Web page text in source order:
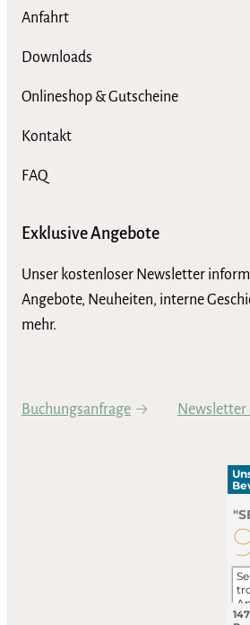
Anfahrt
Downloads
Onlineshop & Gutscheine
Kontakt
FAQ
Exklusive Angebote
Unser kostenloser Newsletter
Angebote, Neuheiten, interne
mehr.
Buchungsanfrage Newsletter